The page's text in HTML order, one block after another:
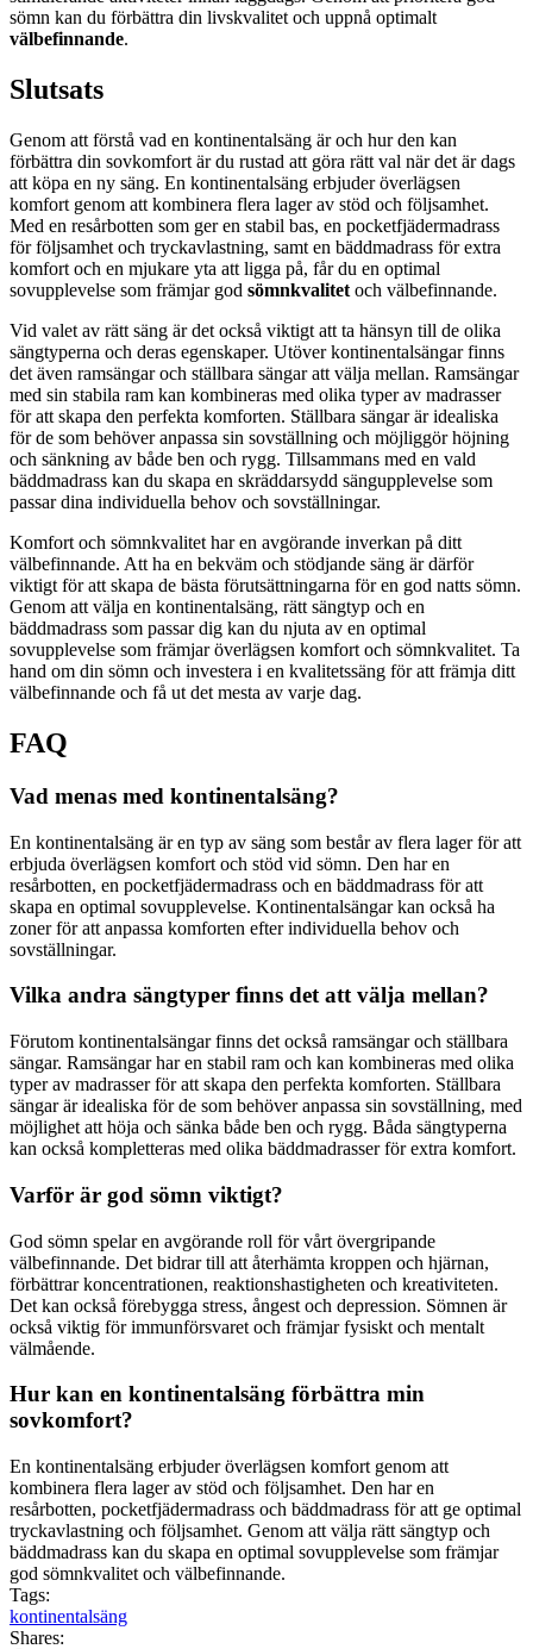
sömn kan du förbättra din livskvalitet och uppnå optimalt
välbefinnande.
Slutsats
Genom att förstå vad en kontinentalsäng är och hur den kan
förbättra din sovkomfort är du rustad att göra rätt val när det är dags
att köpa en ny säng. En kontinentalsäng erbjuder överlägsen
komfort genom att kombinera flera lager av stöd och följsamhet.
Med en resårbotten som ger en stabil bas, en pocketfjädermadrass
för följsamhet och tryckavlastning, samt en bäddmadrass för extra
komfort och en mjukare yta att ligga på, får du en optimal
sovupplevelse som främjar god sömnkvalitet och välbefinnande.
Vid valet av rätt säng är det också viktigt att ta hänsyn till de olika
sängtyperna och deras egenskaper. Utöver kontinentalsängar finns
det även ramsängar och ställbara sängar att välja mellan. Ramsängar
med sin stabila ram kan kombineras med olika typer av madrasser
för att skapa den perfekta komforten. Ställbara sängar är idealiska
för de som behöver anpassa sin sovställning och möjliggör höjning
och sänkning av både ben och rygg. Tillsammans med en vald
bäddmadrass kan du skapa en skräddarsydd sängupplevelse som
passar dina individuella behov och sovställningar.
Komfort och sömnkvalitet har en avgörande inverkan på ditt
välbefinnande. Att ha en bekväm och stödjande säng är därför
viktigt för att skapa de bästa förutsättningarna för en god natts sömn.
Genom att välja en kontinentalsäng, rätt sängtyp och en
bäddmadrass som passar dig kan du njuta av en optimal
sovupplevelse som främjar överlägsen komfort och sömnkvalitet. Ta
hand om din sömn och investera i en kvalitetssäng för att främja ditt
välbefinnande och få ut det mesta av varje dag.
FAQ
Vad menas med kontinentalsäng?
En kontinentalsäng är en typ av säng som består av flera lager för att
erbjuda överlägsen komfort och stöd vid sömn. Den har en
resårbotten, en pocketfjädermadrass och en bäddmadrass för att
skapa en optimal sovupplevelse. Kontinentalsängar kan också ha
zoner för att anpassa komforten efter individuella behov och
sovställningar.
Vilka andra sängtyper finns det att välja mellan?
Förutom kontinentalsängar finns det också ramsängar och ställbara
sängar. Ramsängar har en stabil ram och kan kombineras med olika
typer av madrasser för att skapa den perfekta komforten. Ställbara
sängar är idealiska för de som behöver anpassa sin sovställning, med
möjlighet att höja och sänka både ben och rygg. Båda sängtyperna
kan också kompletteras med olika bäddmadrasser för extra komfort.
Varför är god sömn viktigt?
God sömn spelar en avgörande roll för vårt övergripande
välbefinnande. Det bidrar till att återhämta kroppen och hjärnan,
förbättrar koncentrationen, reaktionshastigheten och kreativiteten.
Det kan också förebygga stress, ångest och depression. Sömnen är
också viktig för immunförsvaret och främjar fysiskt och mentalt
välmående.
Hur kan en kontinentalsäng förbättra min
sovkomfort?
En kontinentalsäng erbjuder överlägsen komfort genom att
kombinera flera lager av stöd och följsamhet. Den har en
resårbotten, pocketfjädermadrass och bäddmadrass för att ge optimal
tryckavlastning och följsamhet. Genom att välja rätt sängtyp och
bäddmadrass kan du skapa en optimal sovupplevelse som främjar
god sömnkvalitet och välbefinnande.
Tags:
kontinentalsäng
Shares: